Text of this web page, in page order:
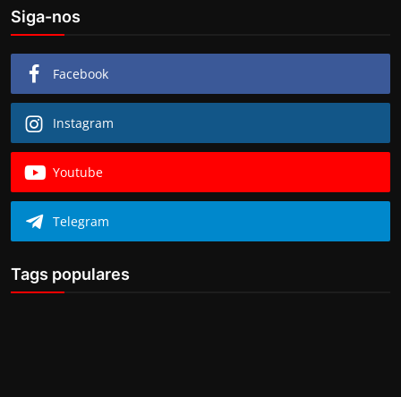
Siga-nos
Facebook
Instagram
Youtube
Telegram
Tags populares